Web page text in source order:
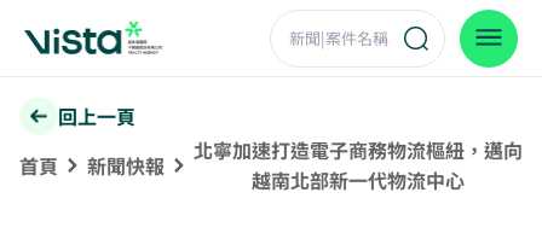
回上一頁
首頁
新聞快報
北寧加速打造電子商務物流樞紐，邁向
越南北部新一代物流中心